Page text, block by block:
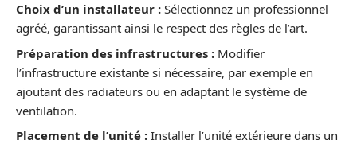
Choix d’un installateur : Sélectionnez un professionnel
agréé, garantissant ainsi le respect des règles de l’art.
Préparation des infrastructures : Modifier
l’infrastructure existante si nécessaire, par exemple en
ajoutant des radiateurs ou en adaptant le système de
ventilation.
Placement de l’unité : Installer l’unité extérieure dans un